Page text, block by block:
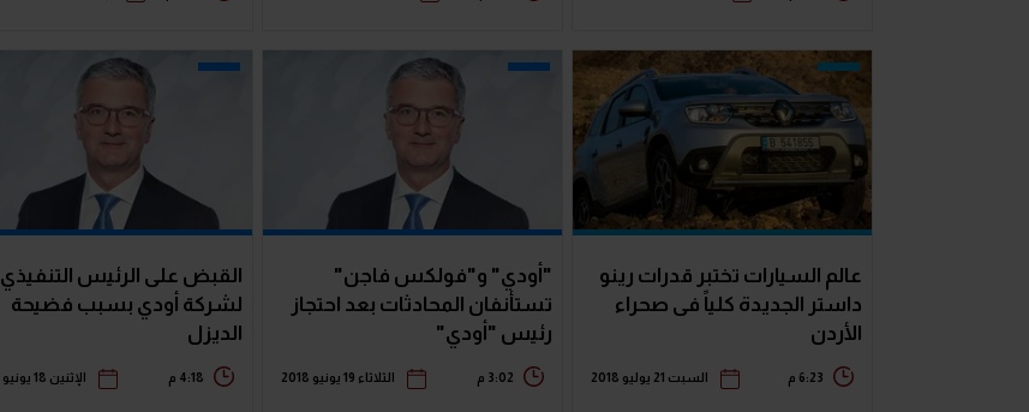
عالم السيارات تختبر قدرات رينو
داستر الجديدة كلياً فى صحراء
الأردن
6:23 م السبت 21 يوليو 2018
"أودي" و"فولكس فاجن"
تستأنفان المحادثات بعد احتجاز
رئيس "أودي"
3:02 م الثلاثاء 19 يونيو 2018
القبض على الرئيس التنفيذي
لشركة أودي بسبب فضيحة
الديزل
4:18 م الإثنين 18 يونيو 2018